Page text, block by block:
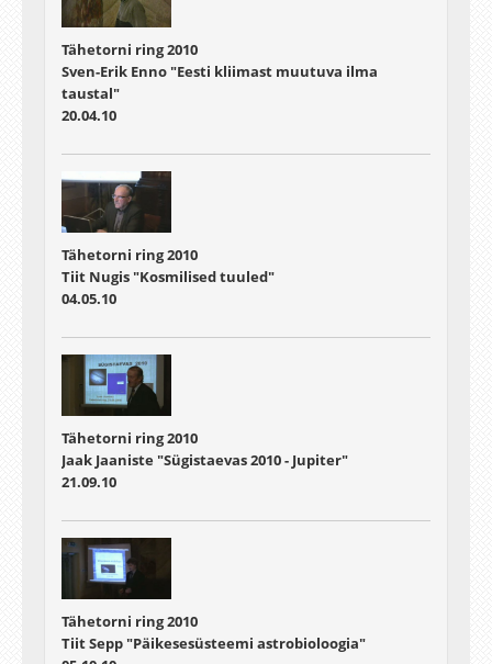
Tähetorni ring 2010
Sven-Erik Enno "Eesti kliimast muutuva ilma
taustal"
20.04.10
Tähetorni ring 2010
Tiit Nugis "Kosmilised tuuled"
04.05.10
Tähetorni ring 2010
Jaak Jaaniste "Sügistaevas 2010 - Jupiter"
21.09.10
Tähetorni ring 2010
Tiit Sepp "Päikesesüsteemi astrobioloogia"